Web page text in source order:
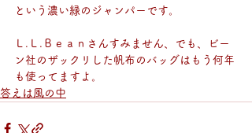
という濃い緑のジャンパーです。
Ｌ.Ｌ.Ｂｅａｎさんすみません、でも、ビー
ン社のザックリした帆布のバッグはもう何年
も使ってますよ。
答えは風の中